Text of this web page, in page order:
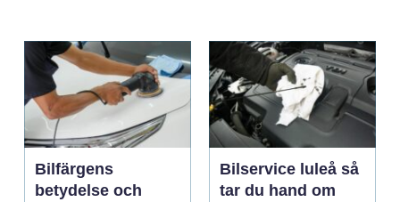
Bilfärgens
betydelse och
Bilservice luleå så
tar du hand om